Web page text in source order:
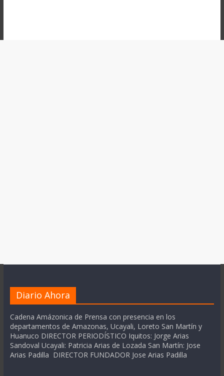
Diario Ahora
Cadena Amázonica de Prensa con presencia en los
departamentos de Amazonas, Ucayali, Loreto San Martín y
Huanuco DIRECTOR PERIODÍSTICO Iquitos: Jorge Arias
Sandoval Ucayali: Patricia Arias de Lozada San Martín: Jose
Arias Padilla DIRECTOR FUNDADOR Jose Arias Padilla